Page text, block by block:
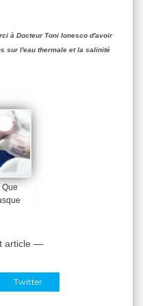
à Docteur Toni Ionesco d'avoir
sur l'eau thermale et la salinité
Que
article —
Twitter